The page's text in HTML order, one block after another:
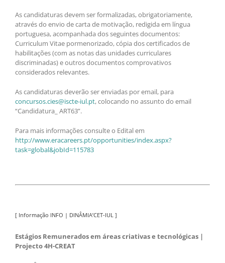
As candidaturas devem ser formalizadas, obrigatoriamente,
através do envio de carta de motivação, redigida em língua
portuguesa, acompanhada dos seguintes documentos:
Curriculum Vitae pormenorizado, cópia dos certificados de
habilitações (com as notas das unidades curriculares
discriminadas) e outros documentos comprovativos
considerados relevantes.
As candidaturas deverão ser enviadas por email, para
concursos.cies@iscte-iul.pt, colocando no assunto do email
“Candidatura_ ART63”.
Para mais informações consulte o Edital em
http://www.eracareers.pt/opportunities/index.aspx?
task=global&jobId=115783
[ Informação INFO | DINÂMIA’CET-IUL ]
Estágios Remunerados em áreas criativas e tecnológicas |
Projecto 4H-CREAT